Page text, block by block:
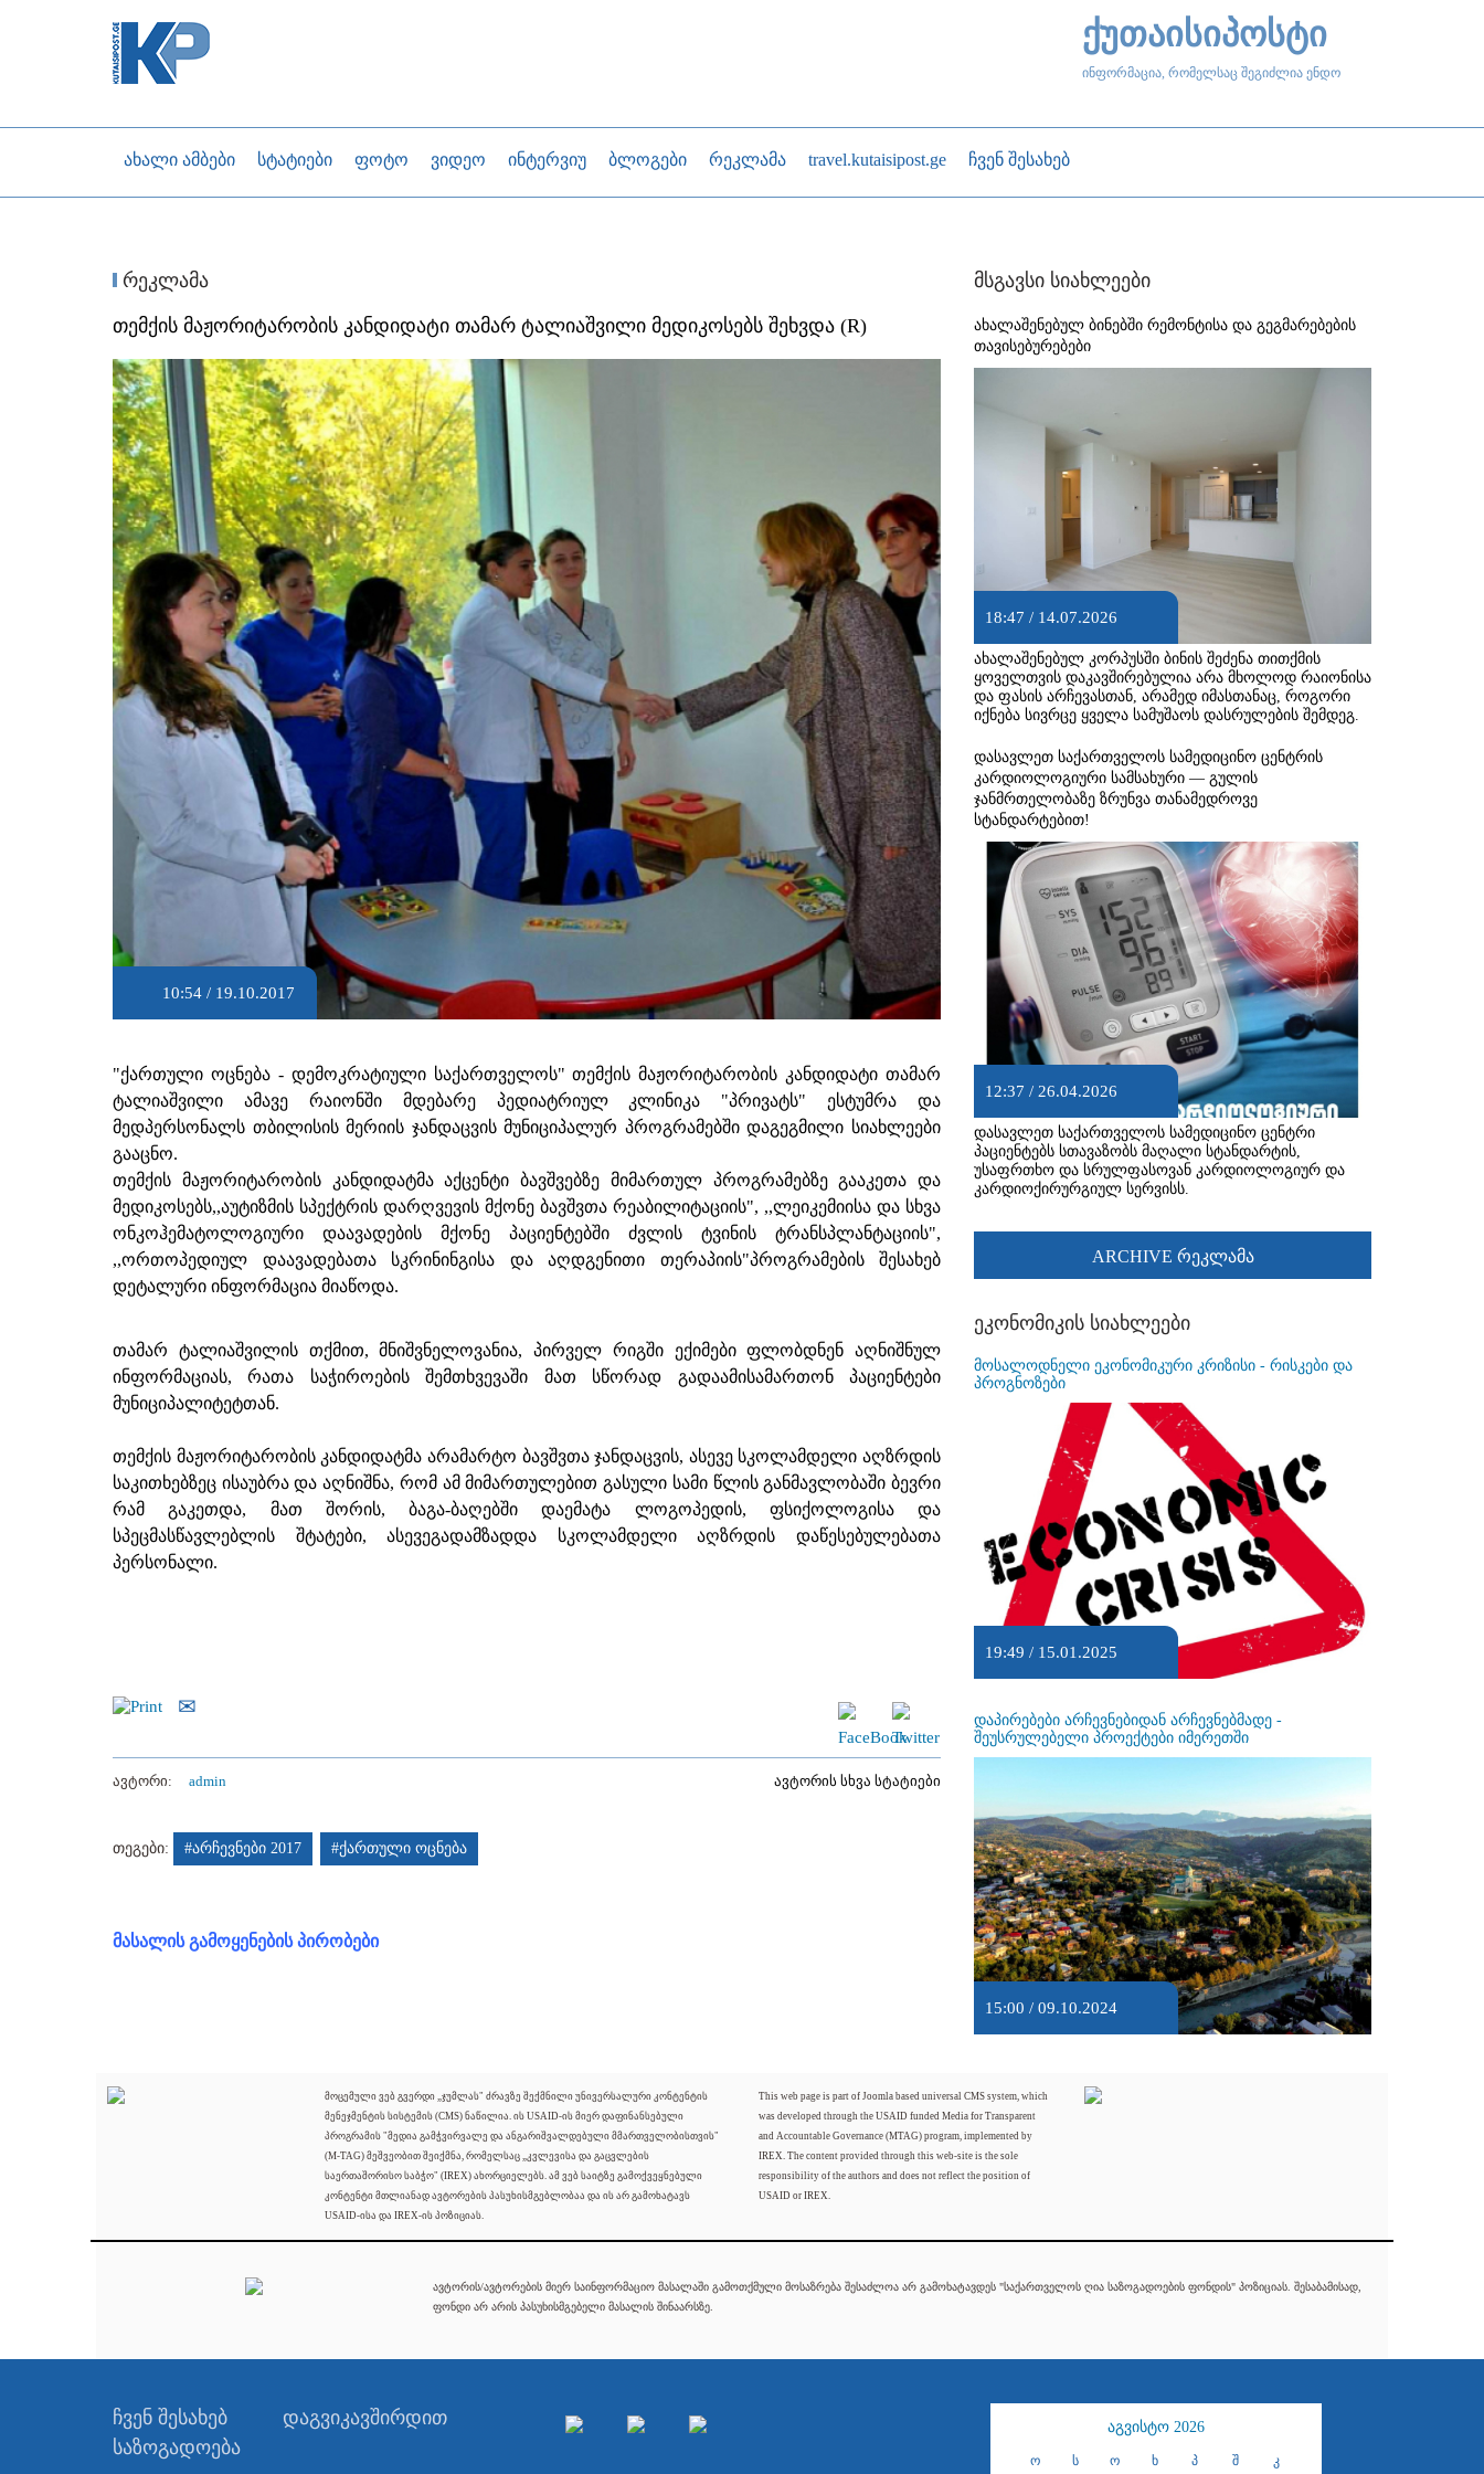
ქუთაისიპოსტი
ინფორმაცია, რომელსაც შეგიძლია ენდო
ახალი ამბები სტატიები ფოტო ვიდეო ინტერვიუ ბლოგები რეკლამა travel.kutaisipost.ge ჩვენ შესახებ
რეკლამა
თემქის მაჟორიტარობის კანდიდატი თამარ ტალიაშვილი მედიკოსებს შეხვდა (R)
10:54 / 19.10.2017
"ქართული ოცნება - დემოკრატიული საქართველოს" თემქის მაჟორიტარობის კანდიდატი თამარ
ტალიაშვილი ამავე რაიონში მდებარე პედიატრიულ კლინიკა "პრივატს" ესტუმრა და
მედპერსონალს თბილისის მერიის ჯანდაცვის მუნიციპალურ პროგრამებში დაგეგმილი სიახლეები
გააცნო.
თემქის მაჟორიტარობის კანდიდატმა აქცენტი ბავშვებზე მიმართულ პროგრამებზე გააკეთა და
მედიკოსებს,,აუტიზმის სპექტრის დარღვევის მქონე ბავშვთა რეაბილიტაციის", ,,ლეიკემიისა და სხვა
ონკოჰემატოლოგიური დაავადების მქონე პაციენტებში ძვლის ტვინის ტრანსპლანტაციის",
,,ორთოპედიულ დაავადებათა სკრინინგისა და აღდგენითი თერაპიის"პროგრამების შესახებ
დეტალური ინფორმაცია მიაწოდა.
თამარ ტალიაშვილის თქმით, მნიშვნელოვანია, პირველ რიგში ექიმები ფლობდნენ აღნიშნულ
ინფორმაციას, რათა საჭიროების შემთხვევაში მათ სწორად გადაამისამართონ პაციენტები
მუნიციპალიტეტთან.
თემქის მაჟორიტარობის კანდიდატმა არამარტო ბავშვთა ჯანდაცვის, ასევე სკოლამდელი აღზრდის
საკითხებზეც ისაუბრა და აღნიშნა, რომ ამ მიმართულებით გასული სამი წლის განმავლობაში ბევრი
რამ გაკეთდა, მათ შორის, ბაგა-ბაღებში დაემატა ლოგოპედის, ფსიქოლოგისა და
სპეცმასწავლებლის შტატები, ასევეგადამზადდა სკოლამდელი აღზრდის დაწესებულებათა
პერსონალი.
ავტორი: admin ავტორის სხვა სტატიები
თეგები: #არჩევნები 2017 #ქართული ოცნება
მასალის გამოყენების პირობები
მსგავსი სიახლეები
ახალაშენებულ ბინებში რემონტისა და გეგმარებების
თავისებურებები
18:47 / 14.07.2026
ახალაშენებულ კორპუსში ბინის შეძენა თითქმის
ყოველთვის დაკავშირებულია არა მხოლოდ რაიონისა
და ფასის არჩევასთან, არამედ იმასთანაც, როგორი
იქნება სივრცე ყველა სამუშაოს დასრულების შემდეგ.
დასავლეთ საქართველოს სამედიცინო ცენტრის
კარდიოლოგიური სამსახური — გულის
ჯანმრთელობაზე ზრუნვა თანამედროვე
სტანდარტებით!
12:37 / 26.04.2026
დასავლეთ საქართველოს სამედიცინო ცენტრი
პაციენტებს სთავაზობს მაღალი სტანდარტის,
უსაფრთხო და სრულფასოვან კარდიოლოგიურ და
კარდიოქირურგიულ სერვისს.
ARCHIVE რეკლამა
ეკონომიკის სიახლეები
მოსალოდნელი ეკონომიკური კრიზისი - რისკები და
პროგნოზები
19:49 / 15.01.2025
დაპირებები არჩევნებიდან არჩევნებმადე -
შეუსრულებელი პროექტები იმერეთში
15:00 / 09.10.2024
მოცემული ვებ გვერდი „ჯუმლას" ძრავზე შექმნილი უნივერსალური კონტენტის
მენეჯმენტის სისტემის (CMS) ნაწილია. ის USAID-ის მიერ დაფინანსებული
პროგრამის "მედია გამჭვირვალე და ანგარიშვალდებული მმართველობისთვის"
(M-TAG) მეშვეობით შეიქმნა, რომელსაც „კვლევისა და გაცვლების
საერთაშორისო საბჭო" (IREX) ახორციელებს. ამ ვებ საიტზე გამოქვეყნებული
კონტენტი მთლიანად ავტორების პასუხისმგებლობაა და ის არ გამოხატავს
USAID-ისა და IREX-ის პოზიციას.
This web page is part of Joomla based universal CMS system, which
was developed through the USAID funded Media for Transparent
and Accountable Governance (MTAG) program, implemented by
IREX. The content provided through this web-site is the sole
responsibility of the authors and does not reflect the position of
USAID or IREX.
ავტორის/ავტორების მიერ საინფორმაციო მასალაში გამოთქმული მოსაზრება შესაძლოა არ გამოხატავდეს "საქართველოს ღია საზოგადოების ფონდის" პოზიციას. შესაბამისად,
ფონდი არ არის პასუხისმგებელი მასალის შინაარსზე.
ჩვენ შესახებ
დაგვიკავშირდით
საზოგადოება
აგვისტო 2026
ო ს ო ხ პ შ კ